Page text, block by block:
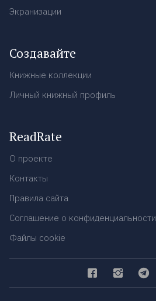
Экранизации
Создавайте
Книжные коллекции
Личный книжный профиль
ReadRate
О проекте
Контакты
Правила сайта
Соглашение о конфиденциальности
Файлы cookie